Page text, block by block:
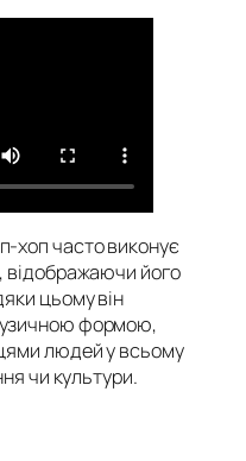
хоп часто виконує
відображаючи його
цьому він
формою,
людей у всьому
чи культури.